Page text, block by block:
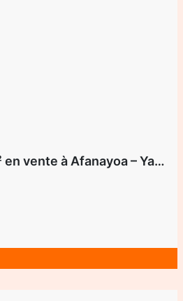
Terrain de 2500 m² en vente à Afanayoa – Yaoundé (Centre)